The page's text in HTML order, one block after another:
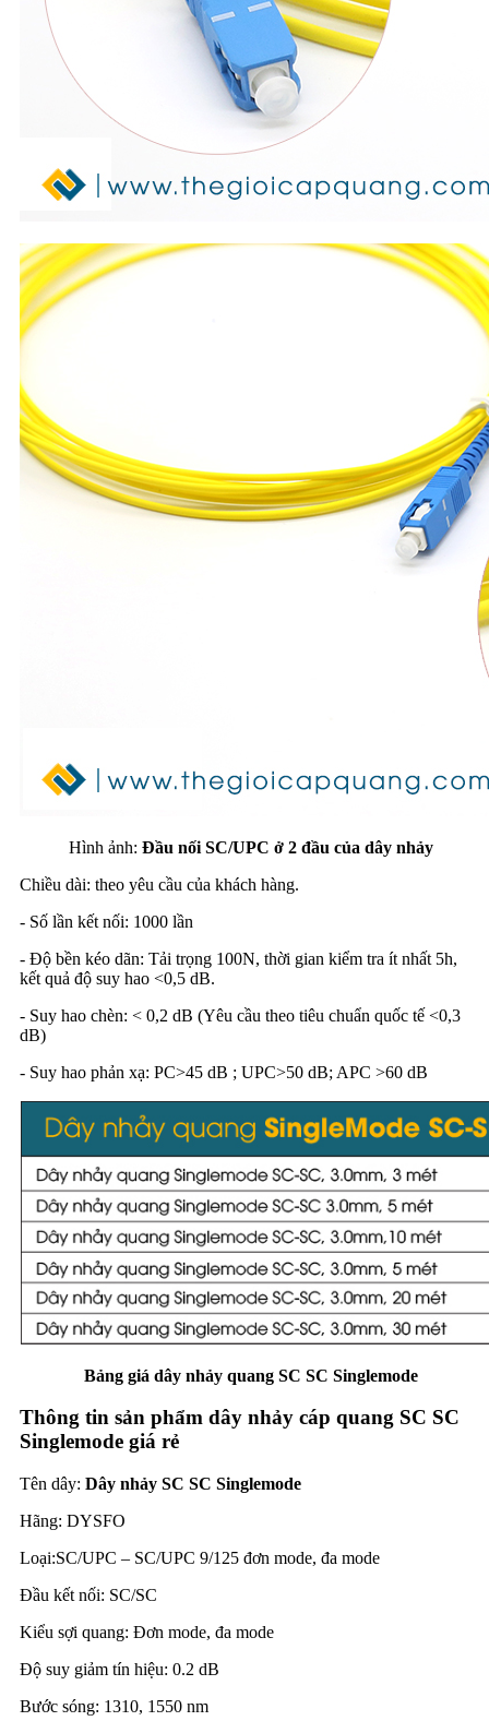
Hình ảnh: Đầu nối SC/UPC ở 2 đầu của dây nhảy
Chiều dài: theo yêu cầu của khách hàng.
- Số lần kết nối: 1000 lần
- Độ bền kéo dãn: Tải trọng 100N, thời gian kiểm tra ít nhất 5h,
kết quả độ suy hao <0,5 dB.
- Suy hao chèn: < 0,2 dB (Yêu cầu theo tiêu chuẩn quốc tế <0,3
dB)
- Suy hao phản xạ: PC>45 dB ; UPC>50 dB; APC >60 dB
Bảng giá dây nhảy quang SC SC Singlemode
Thông tin sản phẩm dây nhảy cáp quang SC SC
Singlemode giá rẻ
Tên dây: Dây nhảy SC SC Singlemode
Hãng: DYSFO
Loại:SC/UPC – SC/UPC 9/125 đơn mode, đa mode
Đầu kết nối: SC/SC
Kiểu sợi quang: Đơn mode, đa mode
Độ suy giảm tín hiệu: 0.2 dB
Bước sóng: 1310, 1550 nm